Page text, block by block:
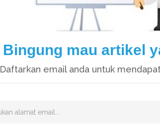
Bingung mau artikel
Daftarkan email anda untuk